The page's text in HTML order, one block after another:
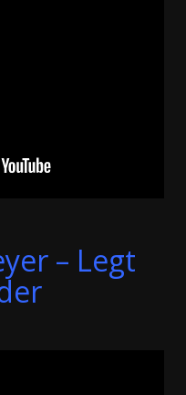
– Legt